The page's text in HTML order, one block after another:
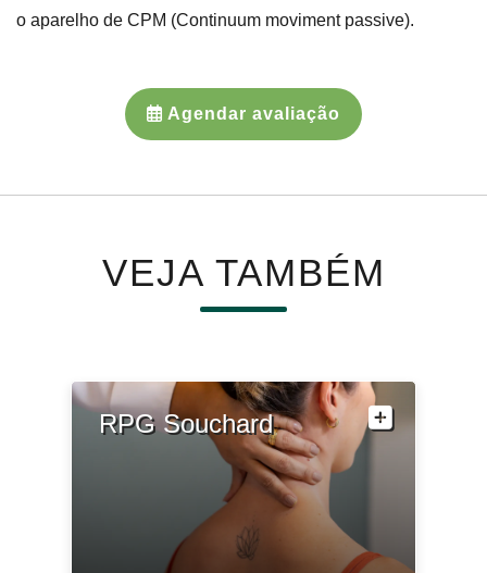
o aparelho de CPM (Continuum moviment passive).
Agendar avaliação
VEJA TAMBÉM
RPG Souchard